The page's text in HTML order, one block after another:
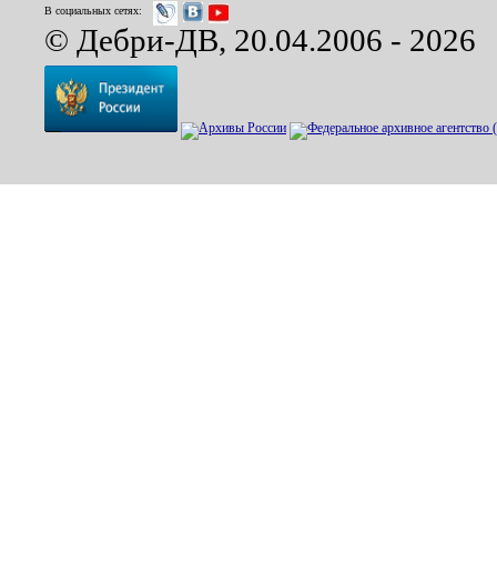
В социальных сетях:
© Дебри-ДВ, 20.04.2006 - 2026